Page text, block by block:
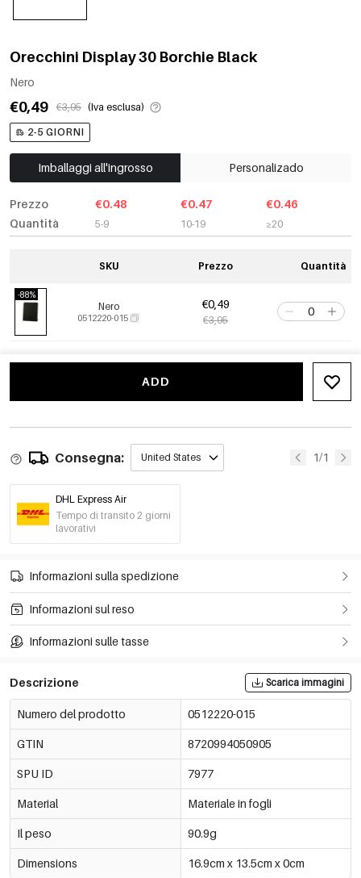
Orecchini Display 30 Borchie Black
Nero
€0,49 €3,95 (Iva esclusa)
2-5 GIORNI
Imballaggi all'ingrosso Personalizado
Prezzo
Quantità
€0.48
5-9
€0.47
10-19
€0.46
≥20
SKU Prezzo Quantità
-88%
Nero
0512220-015
€0,49
€3,95
ADD
Consegna: United States 1/1
DHL Express Air
Tempo di transito 2 giorni
lavorativi
Informazioni sulla spedizione
Informazioni sul reso
Informazioni sulle tasse
Descrizione Scarica immagini
Numero del prodotto 0512220-015
GTIN 8720994050905
SPU ID 7977
Material Materiale in fogli
Il peso 90.9g
Dimensions 16.9cm x 13.5cm x 0cm